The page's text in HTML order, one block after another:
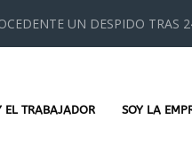
UN DESPIDO TRAS
EL TRABAJADOR SOY LA